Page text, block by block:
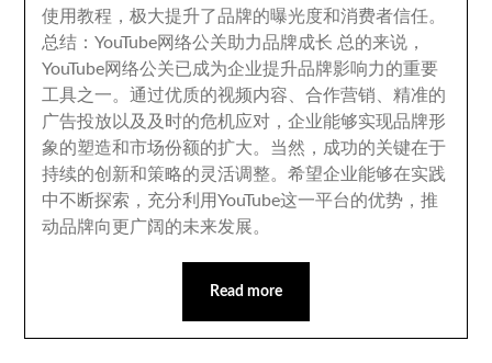
使用教程 ，极大提升了品牌的曝光度和消费者信任。
总结 ：YouTube网络公关助力品牌成长 总的来说 ，
YouTube网络公关已成为企业提升品牌影响力的重要
工具之一。通过优质的视频内容 、合作营销 、精准的
广告投放以及及时的危机应对 ，企业能够实现品牌形
象的塑造和市场份额的扩大。 当然 ， 成功的关键在于
持续的创新和策略的灵活调整。希望企业能够在实践
中不断探索 ， 充分利用YouTube这一平台的优势 ，推
动品牌向更广阔的未来发展。
Read more